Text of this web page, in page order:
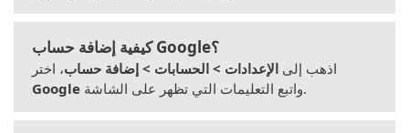
كيفية إضافة حساب Google؟
اذهب إلى الإعدادات > الحسابات > إضافة حساب، اختر
Google
واتبع التعليمات التي تظهر على الشاشة.